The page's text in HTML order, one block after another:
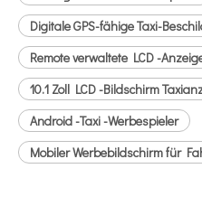
Digitale GPS-fähige Taxi-
Remote verwaltete LCD -
10.1 Zoll LCD -Bildschirm
Android -Taxi -Werbespieler
Mobiler Werbebildschirm für